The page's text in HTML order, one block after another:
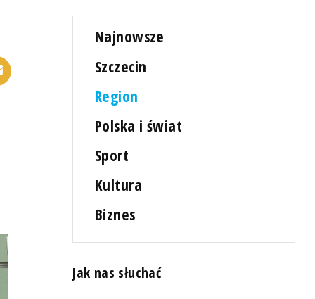
Najnowsze
Szczecin
Region
Polska i świat
Sport
Kultura
Biznes
Jak nas słuchać